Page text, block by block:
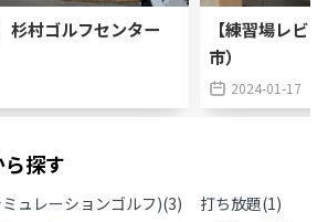
杉村ゴルフセンター
【練習場レビ
市）
2024-01-17
探す
ュレーションゴルフ)(3) 打ち放題(1)